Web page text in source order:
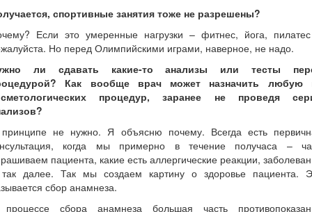
спортивные занятия тоже не разрешены?
Если это умеренные нагрузки – фитнес, йога,
Но перед Олимпийскими играми, наверное, не надо.
ли сдавать какие-то анализы или тесты
Как вообще врач может назначить любую
процедур, заранее не проведя
не нужно. Я объясню почему. Всегда есть
когда мы примерно в течение получаса –
пациента, какие есть аллергические реакции,
далее. Так мы создаем картину о здоровье пациента.
сбор анамнеза.
сбора анамнеза большая часть